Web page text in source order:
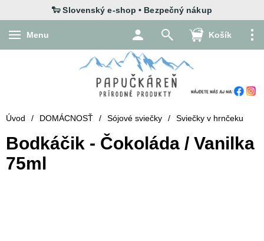
Menu Košík
Úvod / DOMÁCNOSŤ / Sójové sviečky / Sviečky v hrnčeku
Bodkáčik - Čokoláda / Vanilka
75ml